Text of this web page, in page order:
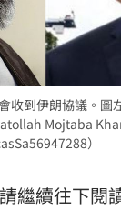
收到伊朗協議。圖
Mojtaba
）
繼續往下閱